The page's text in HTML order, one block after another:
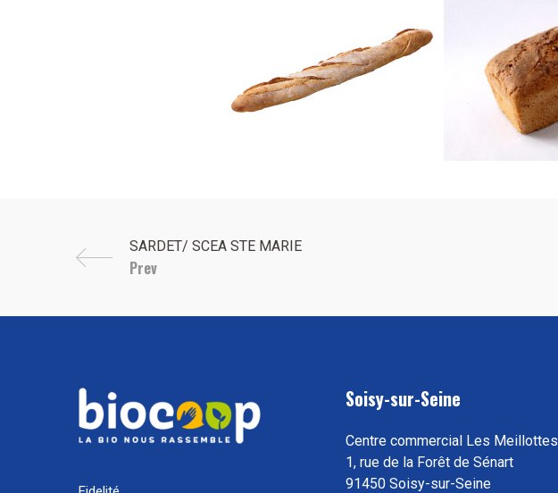
Prev
Soisy-sur-Seine
Centre commercial Les Meillottes
1, rue de la Forêt de Sénart
91450 Soisy-sur-Seine